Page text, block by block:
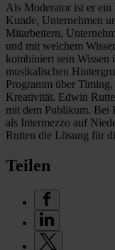
Als Moderator ist er
Kunde, Unternehmen
Mitarbeitern,
und mit welchem
kombiniert sein Wissen
musikalischen
Programm über
Kreativität. Edwin
mit dem Publikum. Bei
als Intermezzo auf
Rutten die Lösung für
Teilen